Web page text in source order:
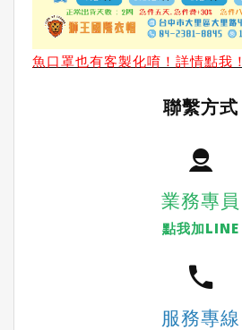
魚口罩也有客製化唷！詳情點我！
聯繫方式
業務專員
點我加LINE
服務專線